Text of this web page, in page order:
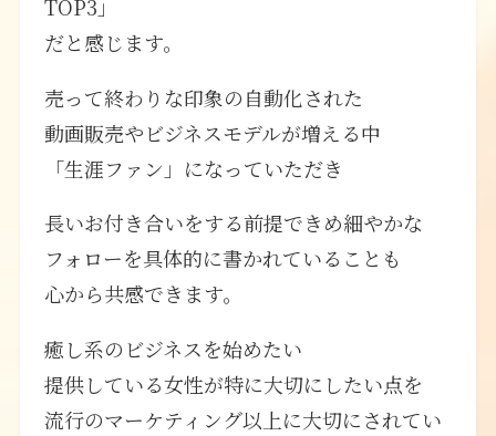
TOP3」
だと感じます。
売って終わりな印象の自動化された
動画販売やビジネスモデルが増える中
「生涯ファン」になっていただき
長いお付き合いをする前提できめ細やかな
フォローを具体的に書かれていることも
心から共感できます。
癒し系のビジネスを始めたい
提供している女性が特に大切にしたい点を
流行のマーケティング以上に大切にされてい